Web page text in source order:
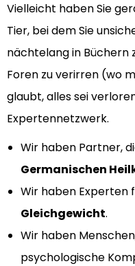
Vielleicht haben Sie
Tier, bei dem Sie
nächtelang in Büchern
Foren zu verirren (wo
glaubt, alles sei
Expertennetzwerk.
Wir haben Partner,
Germanischen
Wir haben Experten
Gleichgewicht.
Wir haben
psychologische